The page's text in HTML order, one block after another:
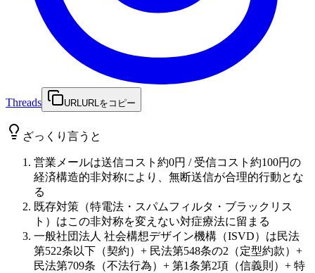
Threads URLURLをコピー
ざっくり言うと
営業メールは送信コスト約0円 / 受信コスト約100円の
経済構造的非対称により、無断送信が合理的行動とな
る
既存対策（特電法・スパムフィルタ・ブラックリス
ト）はこの非対称を変えない対症療法に留まる
一般社団法人 社会構想デザイン機構（ISVD）は民法
第522条以下（契約）+ 民法第548条の2（定型約款）+
民法第709条（不法行為）+ 第1条第2項（信義則）+ 特